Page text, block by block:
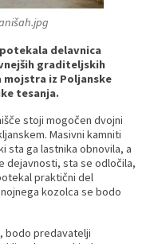
delavnica
graditeljskih
mojstra iz Poljanske
tesanja.
stoji mogočen dvojni
Masivni kamniti
sta ga lastnika obnovila, a
dejavnosti, sta se odločila,
praktični del
kozolca se bodo
bodo predavatelji